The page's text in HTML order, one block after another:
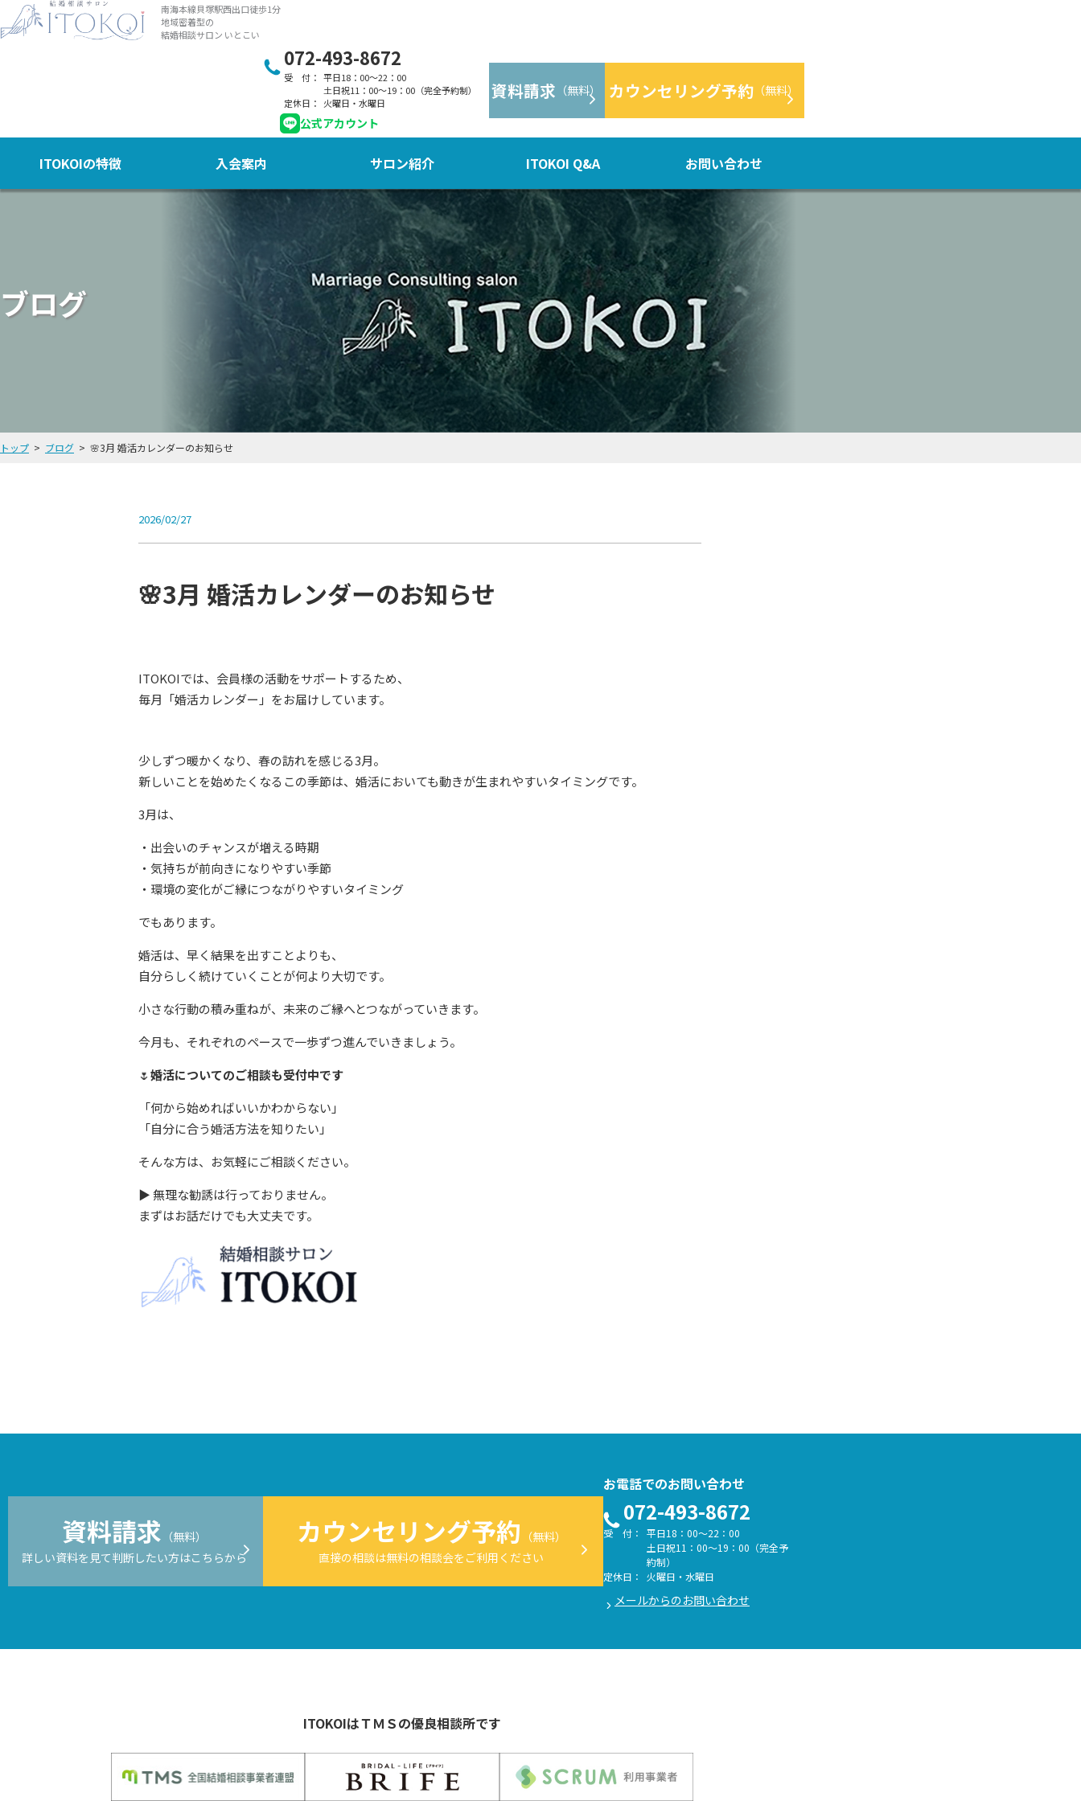
南海本線貝塚駅西出口徒歩1分
地域密着型の
結婚相談サロン いとこい
072-493-8672
受 付： 平日18：00～22：00
土日祝11：00～19：00（完全予約制）
定休日：
火曜日・水曜日
公式アカウント
資料請求 （無料） カウンセリング予約（無料）
ITOKOIの特徴 入会案内 サロン紹介 ITOKOI Q&A お問い合わせ
ブログ
トップ ブログ 🌸3月 婚活カレンダーのお知らせ
2026/02/27
🌸3月 婚活カレンダーのお知らせ
ITOKOIでは、会員様の活動をサポートするため、
毎月「婚活カレンダー」をお届けしています。
少しずつ暖かくなり、春の訪れを感じる3月。
新しいことを始めたくなるこの季節は、婚活においても動きが生まれやすいタイミングです。
3月は、
・出会いのチャンスが増える時期
・気持ちが前向きになりやすい季節
・環境の変化がご縁につながりやすいタイミング
でもあります。
婚活は、早く結果を出すことよりも、
自分らしく続けていくことが何より大切です。
小さな行動の積み重ねが、未来のご縁へとつながっていきます。
今月も、それぞれのペースで一歩ずつ進んでいきましょう。
🌷婚活についてのご相談も受付中です
「何から始めればいいかわからない」
「自分に合う婚活方法を知りたい」
そんな方は、お気軽にご相談ください。
▶ 無理な勧誘は行っておりません。
まずはお話だけでも大丈夫です。
資料請求 （無料）
詳しい資料を見て判断したい方はこちらから
カウンセリング予約 （無料）
直接の相談は無料の相談会をご利用ください
お電話でのお問い合わせ
072-493-8672
受 付：
平日18：00～22：00
土日祝11：00～19：00（完全予
約制）
定休日：
火曜日・水曜日
メールからのお問い合わせ
ITOKOIはＴＭＳの優良相談所です